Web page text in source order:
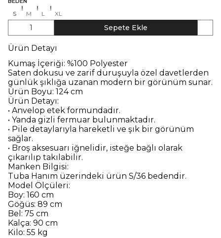
S M L XL
1 Sepete Ekle
Ürün Detayı
Kumaş İçeriği: %100 Polyester
Saten dokusu ve zarif duruşuyla özel davetlerden
günlük şıklığa uzanan modern bir görünüm sunar.
Ürün Boyu: 124 cm
Ürün Detayı:
• Anvelop etek formundadır.
• Yanda gizli fermuar bulunmaktadır.
• Pile detaylarıyla hareketli ve şık bir görünüm
sağlar.
• Broş aksesuarı iğnelidir, isteğe bağlı olarak
çıkarılıp takılabilir.
Manken Bilgisi:
Tuba Hanım üzerindeki ürün S/36 bedendir.
Model Ölçüleri:
Boy: 160 cm
Göğüs: 89 cm
Bel: 75 cm
Kalça: 90 cm
Kilo: 55 kg